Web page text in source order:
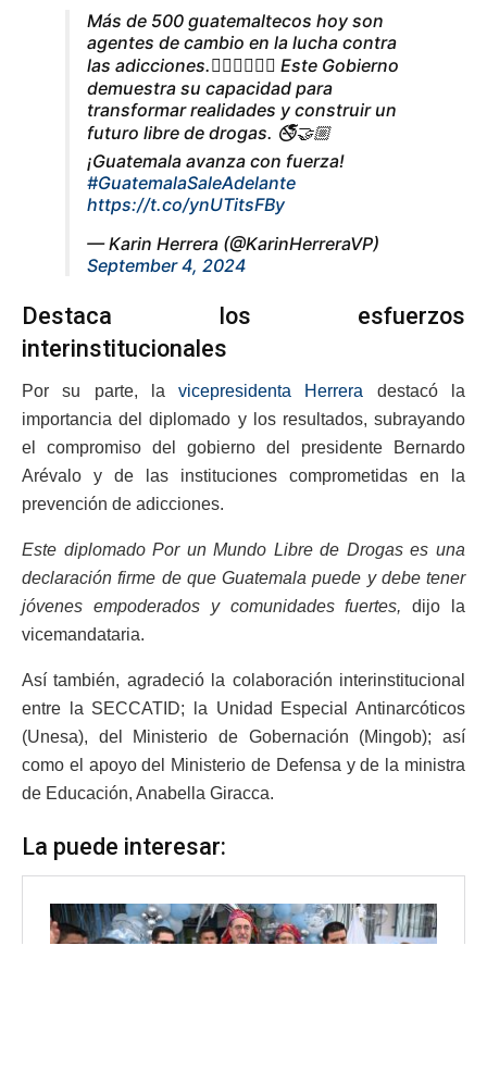
Más de 500 guatemaltecos hoy son
agentes de cambio en la lucha contra
las adicciones.👮🏻‍♀️👮🏻‍♂️ Este Gobierno
demuestra su capacidad para
transformar realidades y construir un
futuro libre de drogas. 🚭🤝🏼
¡Guatemala avanza con fuerza!
#GuatemalaSaleAdelante
https://t.co/ynUTitsFBy
— Karin Herrera (@KarinHerreraVP)
September 4, 2024
Destaca los esfuerzos
interinstitucionales
Por su parte, lavicepresidenta Herrera destacó la
importancia del diplomado y los resultados, subrayando
el compromiso del gobierno del presidente Bernardo
Arévalo y de las instituciones comprometidas en la
prevención de adicciones.
Este diplomado Por un Mundo Libre de Drogas es una
declaración firme de que Guatemala puede y debe tener
jóvenes empoderados y comunidades fuertes, dijo la
vicemandataria.
Así también, agradeció la colaboración interinstitucional
entre la SECCATID; la Unidad Especial Antinarcóticos
(Unesa), del Ministerio de Gobernación (Mingob); así
como el apoyo del Ministerio de Defensa y de la ministra
de Educación, Anabella Giracca.
La puede interesar: